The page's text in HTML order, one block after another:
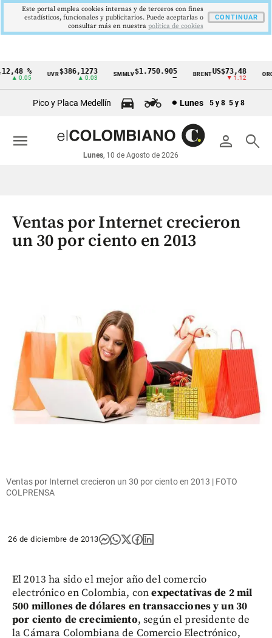
Cintillo
económicos
Colombia
%
▲ 0.05
UVR$386,1273
▲ 0.03
SMMLV$1.750.905 BRENTUS$73,48
▼ 1.12
ORO
Pico y Placa Medellín Lunes 5 y 8 5 y 8
person search
Lunes, 10 de Agosto de 2026
menu
Ventas por Internet crecieron
un 30 por ciento en 2013
Ventas por Internet crecieron un 30 por ciento en 2013 | FOTO
COLPRENSA
26 de diciembre de 2013
El 2013 ha sido el mejor año del comercio
electrónico en Colombia, conexpectativas de 2 mil
500 millones de dólares en transacciones y un 30
por ciento de crecimiento, según el presidente de
la Cámara Colombiana de Comercio Electrónico,
Este portal emplea cookies internas y de terceros con fines
estadísticos, funcionales y publicitarios. Puede aceptarlas o
consultar más en nuestra politica de cookies
CONTINUAR